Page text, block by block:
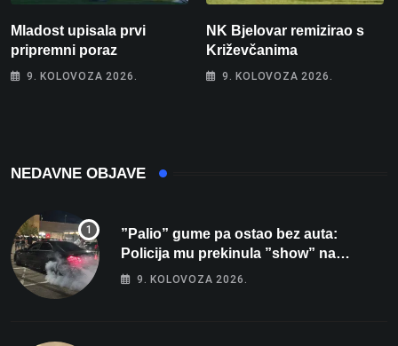
Mladost upisala prvi
pripremni poraz
9. KOLOVOZA 2026.
NK Bjelovar remizirao s
Križevčanima
9. KOLOVOZA 2026.
NEDAVNE OBJAVE
”Palio” gume pa ostao bez auta:
Policija mu prekinula ”show” na
parkingu u Bjelovaru
9. KOLOVOZA 2026.